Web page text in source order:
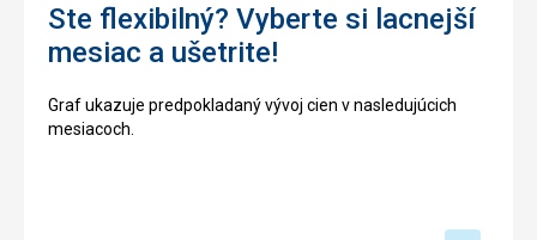
Ste flexibilný? Vyberte si lacnejší
mesiac a ušetrite!
Graf ukazuje predpokladaný vývoj cien v nasledujúcich
mesiacoch.